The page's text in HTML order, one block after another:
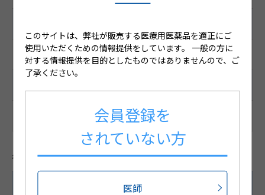
ー
無色～微黄色澄明の液
各種コード
4.5mL（4.32g）/1本×20 本
このサイトは、弊社が販売する医療用医薬品を適正にご
使用いただくための情報提供をしています。 一般の方に
対する情報提供を目的としたものではありませんので、ご
了承ください。
会員登録を
されていない方
医師